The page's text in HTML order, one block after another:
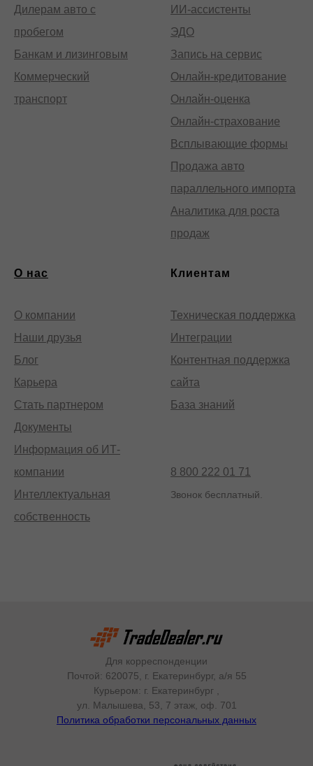
Дилерам авто с
пробегом
Банкам и лизинговым
Коммерческий
транспорт
ИИ-ассистенты
ЭДО
Запись на сервис
Онлайн-кредитование
Онлайн-оценка
Онлайн-страхование
Всплывающие формы
Продажа авто
параллельного импорта
Аналитика для роста
продаж
О нас
О компании
Наши друзья
Блог
Карьера
Стать партнером
Документы
Информация об ИТ-
компании
Интеллектуальная
собственность
Клиентам
Техническая поддержка
Интеграции
Контентная поддержка
сайта
База знаний
8 800 222 01 71
Звонок бесплатный.
Для корреспонденции
Почтой: 620075, г. Екатеринбург, а/я 55
Курьером: г. Екатеринбург ,
ул. Малышева, 53, 7 этаж, оф. 701
Политика обработки персональных данных